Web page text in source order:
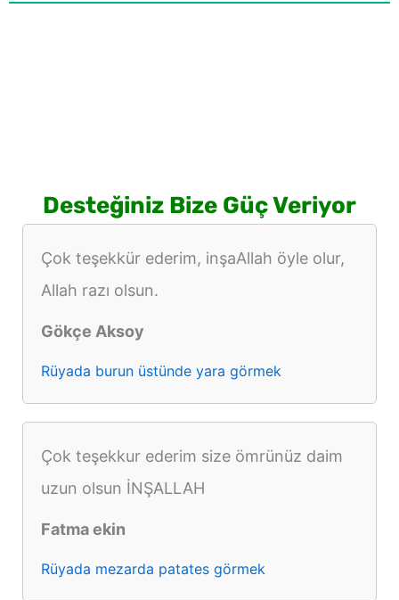
Desteğiniz Bize Güç Veriyor
Çok teşekkür ederim, inşaAllah öyle olur,
Allah razı olsun.
Gökçe Aksoy
Rüyada burun üstünde yara görmek
Çok teşekkur ederim size ömrünüz daim
uzun olsun İNŞALLAH
Fatma ekin
Rüyada mezarda patates görmek